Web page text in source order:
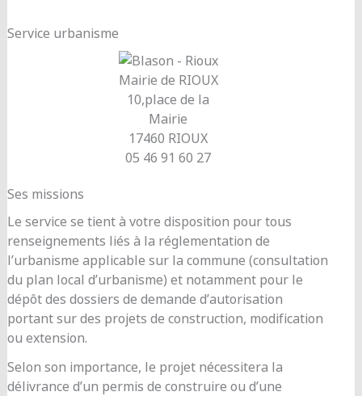
Service urbanisme
Mairie de RIOUX
10,place de la
Mairie
17460 RIOUX
05 46 91 60 27
Ses missions
Le service se tient à votre disposition pour tous
renseignements liés à la réglementation de
l’urbanisme applicable sur la commune (consultation
du plan local d’urbanisme) et notamment pour le
dépôt des dossiers de demande d’autorisation
portant sur des projets de construction, modification
ou extension.
Selon son importance, le projet nécessitera la
délivrance d’un permis de construire ou d’une